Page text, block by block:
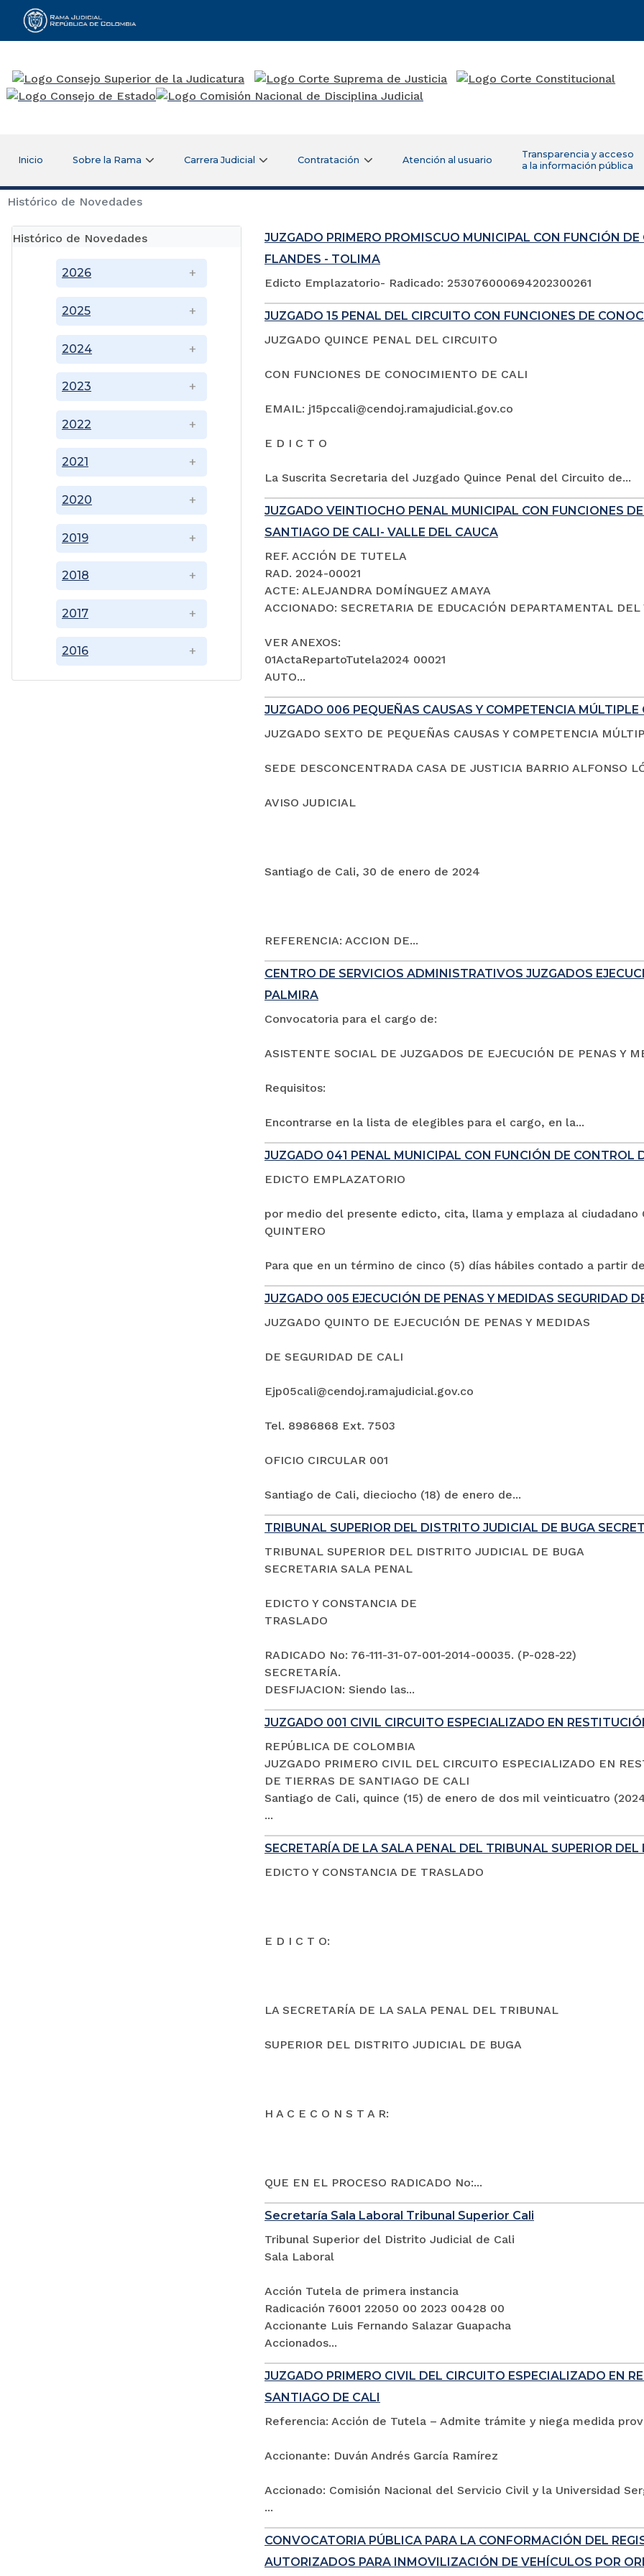
Rama Judicial
Inicio Sobre la Rama Carrera Judicial Contratación Atención al usuario
Transparencia y acceso
a la información pública
Histórico de Novedades
Histórico de Novedades
2016
2017
2018
2019
2020
2021
2022
2023
2024
2025
2026
JUZGADO PRIMERO PROMISCUO MUNICIPAL CON FUNCIÓN
FLANDES - TOLIMA
Edicto Emplazatorio- Radicado: 253076000694202300261
JUZGADO 15 PENAL DEL CIRCUITO CON FUNCIONES DE
JUZGADO QUINCE PENAL DEL CIRCUITO
CON FUNCIONES DE CONOCIMIENTO DE CALI
EMAIL: j15pccali@cendoj.ramajudicial.gov.co
E D I C T O
La Suscrita Secretaria del Juzgado Quince Penal del Circuito de...
JUZGADO VEINTIOCHO PENAL MUNICIPAL CON FUNCIONES
SANTIAGO DE CALI- VALLE DEL CAUCA
REF. ACCIÓN DE TUTELA
RAD. 2024-00021
ACTE: ALEJANDRA DOMÍNGUEZ AMAYA
ACCIONADO: SECRETARIA DE EDUCACIÓN DEPARTAMENTAL
VER ANEXOS:
01ActaRepartoTutela2024 00021
AUTO...
JUZGADO 006 PEQUEÑAS CAUSAS Y COMPETENCIA MÚLTIPLE
JUZGADO SEXTO DE PEQUEÑAS CAUSAS Y COMPETENCIA
SEDE DESCONCENTRADA CASA DE JUSTICIA BARRIO ALFONSO
AVISO JUDICIAL
Santiago de Cali, 30 de enero de 2024
REFERENCIA: ACCION DE...
CENTRO DE SERVICIOS ADMINISTRATIVOS JUZGADOS
PALMIRA
Convocatoria para el cargo de:
ASISTENTE SOCIAL DE JUZGADOS DE EJECUCIÓN DE PENAS Y
Requisitos:
Encontrarse en la lista de elegibles para el cargo, en la...
JUZGADO 041 PENAL MUNICIPAL CON FUNCIÓN DE CONTROL
EDICTO EMPLAZATORIO
por medio del presente edicto, cita, llama y emplaza al ciudadano
QUINTERO
Para que en un término de cinco (5) días hábiles contado a partir
JUZGADO 005 EJECUCIÓN DE PENAS Y MEDIDAS SEGURIDAD
JUZGADO QUINTO DE EJECUCIÓN DE PENAS Y MEDIDAS
DE SEGURIDAD DE CALI
Ejp05cali@cendoj.ramajudicial.gov.co
Tel. 8986868 Ext. 7503
OFICIO CIRCULAR 001
Santiago de Cali, dieciocho (18) de enero de...
TRIBUNAL SUPERIOR DEL DISTRITO JUDICIAL DE BUGA
TRIBUNAL SUPERIOR DEL DISTRITO JUDICIAL DE BUGA
SECRETARIA SALA PENAL
EDICTO Y CONSTANCIA DE
TRASLADO
RADICADO No: 76-111-31-07-001-2014-00035. (P-028-22)
SECRETARÍA.
DESFIJACION: Siendo las...
JUZGADO 001 CIVIL CIRCUITO ESPECIALIZADO EN
REPÚBLICA DE COLOMBIA
JUZGADO PRIMERO CIVIL DEL CIRCUITO ESPECIALIZADO EN
DE TIERRAS DE SANTIAGO DE CALI
Santiago de Cali, quince (15) de enero de dos mil veinticuatro
...
SECRETARÍA DE LA SALA PENAL DEL TRIBUNAL SUPERIOR
EDICTO Y CONSTANCIA DE TRASLADO
E D I C T O:
LA SECRETARÍA DE LA SALA PENAL DEL TRIBUNAL
SUPERIOR DEL DISTRITO JUDICIAL DE BUGA
H A C E C O N S T A R:
QUE EN EL PROCESO RADICADO No:...
Secretaría Sala Laboral Tribunal Superior Cali
Tribunal Superior del Distrito Judicial de Cali
Sala Laboral
Acción Tutela de primera instancia
Radicación 76001 22050 00 2023 00428 00
Accionante Luis Fernando Salazar Guapacha
Accionados...
JUZGADO PRIMERO CIVIL DEL CIRCUITO ESPECIALIZADO EN
SANTIAGO DE CALI
Referencia: Acción de Tutela – Admite trámite y niega medida
Accionante: Duván Andrés García Ramírez
Accionado: Comisión Nacional del Servicio Civil y la Universidad
...
CONVOCATORIA PÚBLICA PARA LA CONFORMACIÓN DEL
AUTORIZADOS PARA INMOVILIZACIÓN DE VEHÍCULOS POR